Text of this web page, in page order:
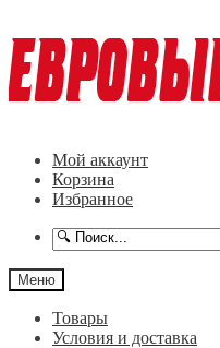
к
навигации
к
содержимому
Мой аккаунт
Корзина
Избранное
Меню
Товары
Условия и доставка